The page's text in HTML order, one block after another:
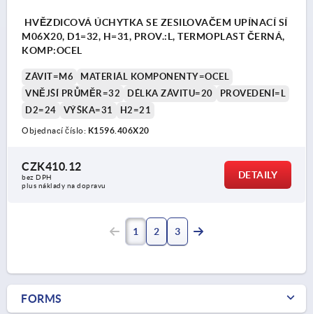
HVĚZDICOVÁ ÚCHYTKA SE ZESILOVAČEM UPÍNACÍ SÍ
M06X20, D1=32, H=31, PROV.:L, TERMOPLAST ČERNÁ,
KOMP:OCEL
ZÁVIT=M6
MATERIÁL KOMPONENTY=OCEL
VNĚJŠÍ PRŮMĚR=32
DÉLKA ZÁVITU=20
PROVEDENÍ=L
D2=24
VÝŠKA=31 H2=21
Objednací číslo: K1596.406X20
CZK410.12
bez DPH
plus náklady na dopravu
DETAILY
1 2 3
FORMS